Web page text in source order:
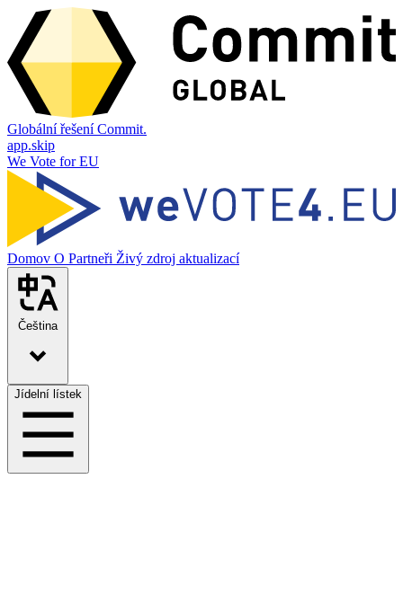
Globální řešení Commit.
app.skip
We Vote for EU
Domov O Partneři Živý zdroj aktualizací
Čeština
Jídelní lístek